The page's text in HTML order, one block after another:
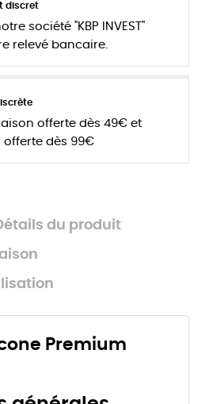
discret
société "KBP INVEST"
relevé bancaire.
offerte dès 49€ et
offerte dès 99€
du produit
Premium